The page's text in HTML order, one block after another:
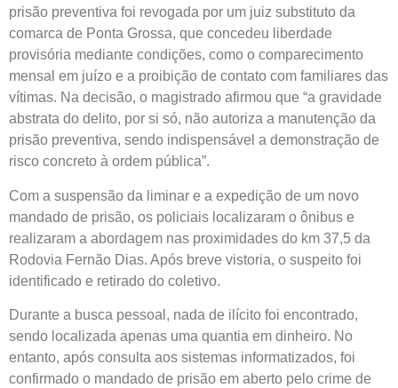
prisão preventiva foi revogada por um juiz substituto da
comarca de Ponta Grossa, que concedeu liberdade
provisória mediante condições, como o comparecimento
mensal em juízo e a proibição de contato com familiares das
vítimas. Na decisão, o magistrado afirmou que “a gravidade
abstrata do delito, por si só, não autoriza a manutenção da
prisão preventiva, sendo indispensável a demonstração de
risco concreto à ordem pública”.
Com a suspensão da liminar e a expedição de um novo
mandado de prisão, os policiais localizaram o ônibus e
realizaram a abordagem nas proximidades do km 37,5 da
Rodovia Fernão Dias. Após breve vistoria, o suspeito foi
identificado e retirado do coletivo.
Durante a busca pessoal, nada de ilícito foi encontrado,
sendo localizada apenas uma quantia em dinheiro. No
entanto, após consulta aos sistemas informatizados, foi
confirmado o mandado de prisão em aberto pelo crime de